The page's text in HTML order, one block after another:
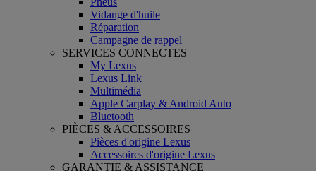
Vidange d'huile
Réparation
Campagne de rappel
SERVICES CONNECTES
My Lexus
Lexus Link+
Multimédia
Apple Carplay & Android Auto
Bluetooth
PIÈCES & ACCESSOIRES
Pièces d'origine Lexus
Accessoires d'origine Lexus
GARANTIE & ASSISTANCE